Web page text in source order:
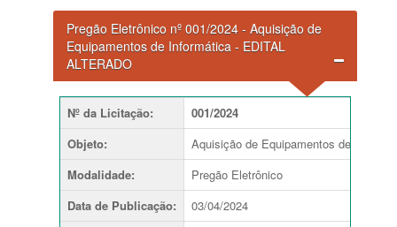
Pregão Eletrônico nº 001/2024 - Aquisição de
Equipamentos de Informática - EDITAL
ALTERADO
Nº da Licitação:
001/2024
Objeto:
Aquisição de Equipamentos de
Modalidade:
Pregão Eletrônico
Data de Publicação:
03/04/2024